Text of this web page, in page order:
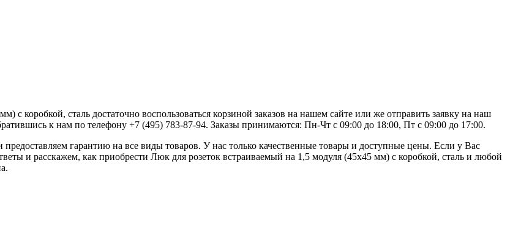
коробкой, сталь достаточно воспользоваться корзиной заказов на нашем сайте или же отправить заявку на наш
к нам по телефону +7 (495) 783-87-94. Заказы принимаются: Пн-Чт с 09:00 до 18:00, Пт с 09:00 до 17:00.
гарантию на все виды товаров. У нас только качественные товары и доступные цены. Если у Вас
и расскажем, как приобрести Люк для розеток встраиваемый на 1,5 модуля (45х45 мм) с коробкой, сталь и любой